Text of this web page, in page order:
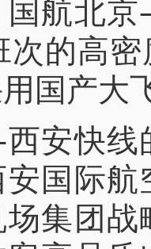
北京—
的高
国产大
快线的
国际
集团